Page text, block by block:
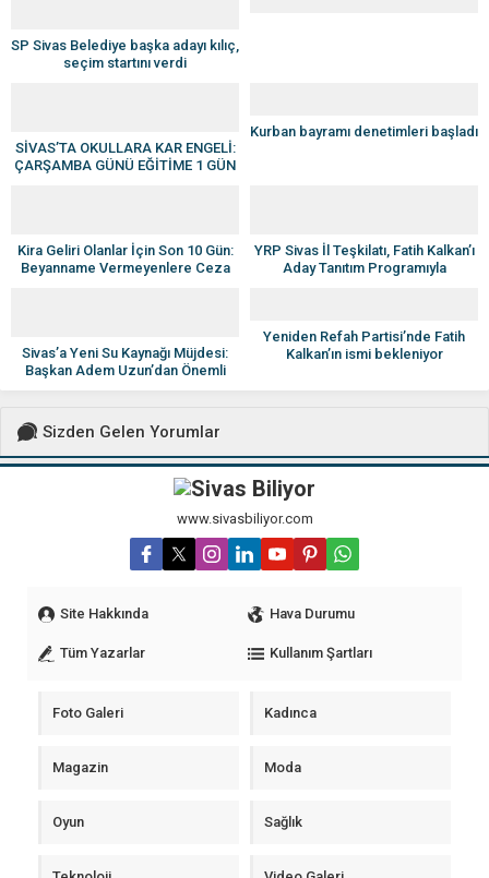
SP Sivas Belediye başka adayı kılıç,
seçim startını verdi
SİVAS’TA OKULLARA KAR ENGELİ:
ÇARŞAMBA GÜNÜ EĞİTİME 1 GÜN
Kurban bayramı denetimleri başladı
Kira Geliri Olanlar İçin Son 10 Gün:
Beyanname Vermeyenlere Ceza
YRP Sivas İl Teşkilatı, Fatih Kalkan’ı
Aday Tanıtım Programıyla
Sivas’a Yeni Su Kaynağı Müjdesi:
Başkan Adem Uzun’dan Önemli
Açıklamalar
Yeniden Refah Partisi’nde Fatih
Kalkan’ın ismi bekleniyor
Sizden Gelen Yorumlar
www.sivasbiliyor.com
Site Hakkında Hava Durumu
Tüm Yazarlar Kullanım Şartları
Foto Galeri Kadınca
Magazin Moda
Oyun Sağlık